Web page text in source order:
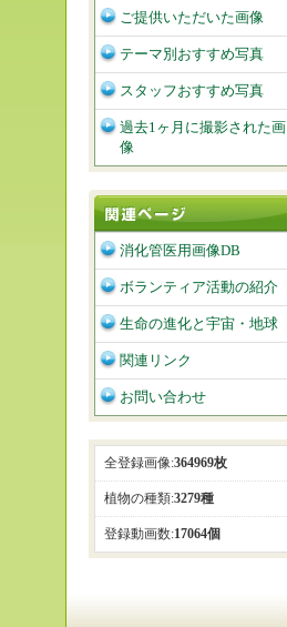
ご提供いただいた画像
テーマ別おすすめ写真
スタッフおすすめ写真
過去1ヶ月に撮影された画
像
消化管医用画像DB
ボランティア活動の紹介
生命の進化と宇宙・地球
関連リンク
お問い合わせ
全登録画像:364969枚
植物の種類:3279種
登録動画数:17064個